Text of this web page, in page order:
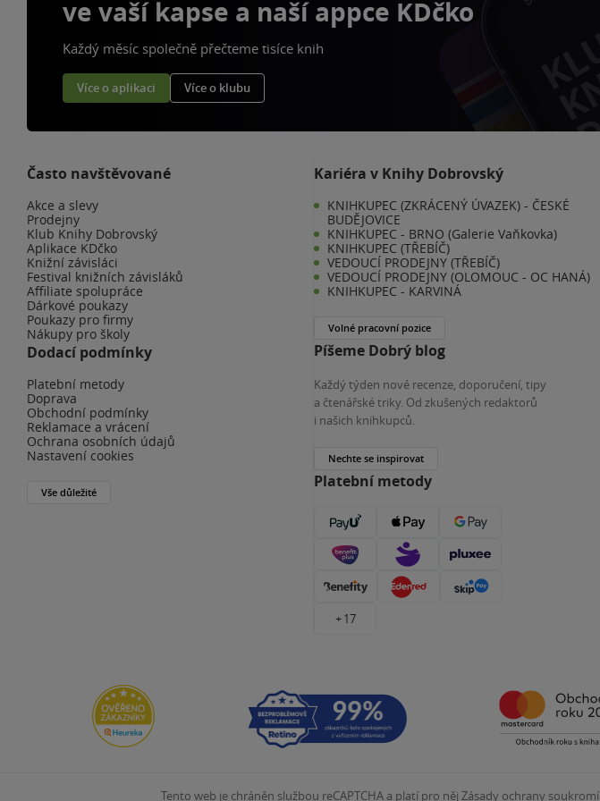
ve vaší kapse a naší appce KDčko
Každý měsíc společně přečteme tisíce knih
Více o aplikaci Více o klubu
Často navštěvované
Akce a slevy
Prodejny
Klub Knihy Dobrovský
Aplikace KDčko
Knižní závisláci
Festival knižních závisláků
Affiliate spolupráce
Dárkové poukazy
Poukazy pro firmy
Nákupy pro školy
Dodací podmínky
Platební metody
Doprava
Obchodní podmínky
Reklamace a vrácení
Ochrana osobních údajů
Nastavení cookies
Vše důležité
Kariéra v Knihy Dobrovský
KNIHKUPEC (ZKRÁCENÝ ÚVAZEK) - ČESKÉ
BUDĚJOVICE
KNIHKUPEC - BRNO (Galerie Vaňkovka)
KNIHKUPEC (TŘEBÍČ)
VEDOUCÍ PRODEJNY (TŘEBÍČ)
VEDOUCÍ PRODEJNY (OLOMOUC - OC HANÁ)
KNIHKUPEC - KARVINÁ
Volné pracovní pozice
Píšeme Dobrý blog
Každý týden nové recenze, doporučení, tipy
a čtenářské triky. Od zkušených redaktorů
i našich knihkupců.
Nechte se inspirovat
Platební metody
+ 17
Tento web je chráněn službou reCAPTCHA a platí pro něj Zásady ochrany soukromí